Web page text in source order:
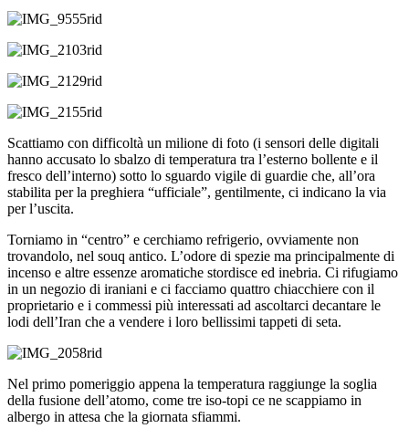
Scattiamo con difficoltà un milione di foto (i sensori delle digitali
hanno accusato lo sbalzo di temperatura tra l’esterno bollente e il
fresco dell’interno) sotto lo sguardo vigile di guardie che, all’ora
stabilita per la preghiera “ufficiale”, gentilmente, ci indicano la via
per l’uscita.
Torniamo in “centro” e cerchiamo refrigerio, ovviamente non
trovandolo, nel souq antico. L’odore di spezie ma principalmente di
incenso e altre essenze aromatiche stordisce ed inebria. Ci rifugiamo
in un negozio di iraniani e ci facciamo quattro chiacchiere con il
proprietario e i commessi più interessati ad ascoltarci decantare le
lodi dell’Iran che a vendere i loro bellissimi tappeti di seta.
Nel primo pomeriggio appena la temperatura raggiunge la soglia
della fusione dell’atomo, come tre iso-topi ce ne scappiamo in
albergo in attesa che la giornata sfiammi.